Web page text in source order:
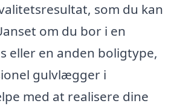
som du kan
om du bor i en
eller en anden boligtype,
gulvlægger i
med at realisere dine